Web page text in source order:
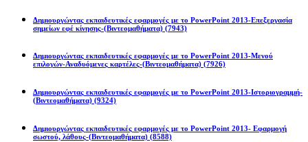
Δημιουργώντας εκπαιδευτικές εφαρμογές με το PowerPoint 2013-Επεξεργασία
σημείων εφέ κίνησης-(Βιντεομαθήματα) (7943)
Δημιουργώντας εκπαιδευτικές εφαρμογές με το PowerPoint 2013-Μενού
επιλογών-Αναδυόμενες καρτέλες-(Βιντεομαθήματα) (7926)
Δημιουργώντας εκπαιδευτικές εφαρμογές με το PowerPoint 2013-Ιστοριογραμμή-
(Βιντεομαθήματα) (9324)
Δημιουργώντας εκπαιδευτικές εφαρμογές με το PowerPoint 2013- Εφαρμογή
σωστού, λάθους-(Βιντεομαθήματα) (8588)